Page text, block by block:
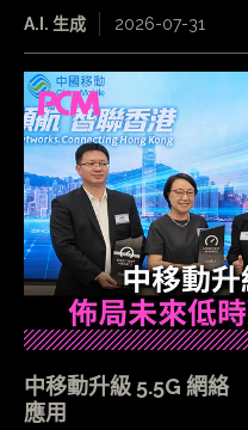
A.I. 生成 2026-07-31
中移動升級 5.5G 網絡
應用